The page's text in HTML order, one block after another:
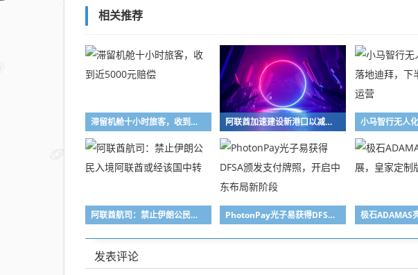
相关推荐
滞留机舱十小时旅客，收到近5000元赔偿 阿联酋加速建设新港口以减少对霍尔木兹海峡依赖
阿联酋航司：禁止伊朗公民入境阿联酋或经该国中转 PhotonPay光子易获得DFSA颁发支付牌照，开启中东布局新阶段
发表评论